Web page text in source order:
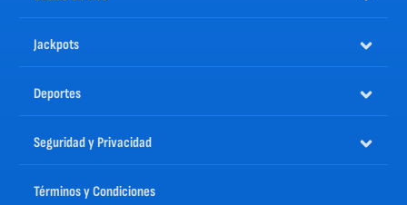
Jackpots
Deportes
Seguridad y Privacidad
Términos y Condiciones